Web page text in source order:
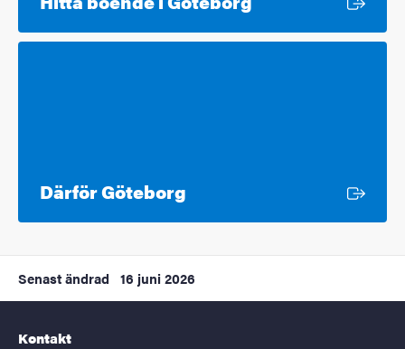
Därför Göteborg
Senast ändrad 16 juni 2026
Kontakt